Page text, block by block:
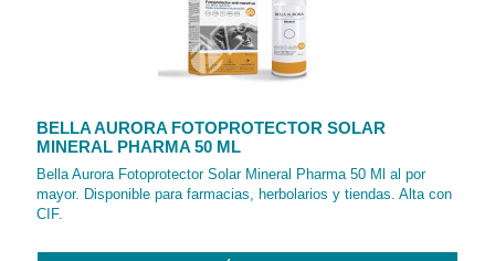
BELLA AURORA FOTOPROTECTOR SOLAR
MINERAL PHARMA 50 ML
Bella Aurora Fotoprotector Solar Mineral Pharma 50 Ml al por
mayor. Disponible para farmacias, herbolarios y tiendas. Alta con
CIF.